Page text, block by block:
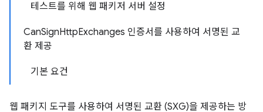
테스트를 위해 웹 패키저 서버 설정
CanSignHttpExchanges 인증서를 사용하여 서명된 교
환 제공
기본 요건
웹 패키지 도구를 사용하여 서명된 교환 (SXG)을 제공하는 방